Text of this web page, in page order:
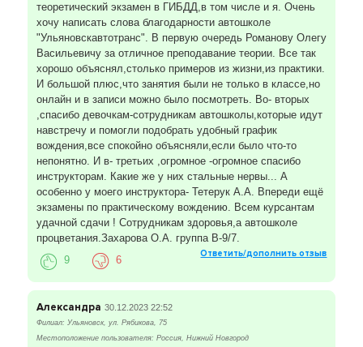
теоретический экзамен в ГИБДД,в том числе и я. Очень
хочу написать слова благодарности автошколе
"Ульяновскавтотранс". В первую очередь Романову Олегу
Васильевичу за отличное преподавание теории. Все так
хорошо объяснял,столько примеров из жизни,из практики.
И большой плюс,что занятия были не только в классе,но
онлайн и в записи можно было посмотреть. Во- вторых
,спасибо девочкам-сотрудникам автошколы,которые идут
навстречу и помогли подобрать удобный график
вождения,все спокойно объясняли,если было что-то
непонятно. И в- третьих ,огромное -огромное спасибо
инструкторам. Какие же у них стальные нервы... А
особенно у моего инструктора- Тетерук А.А. Впереди ещё
экзамены по практическому вождению. Всем курсантам
удачной сдачи ! Сотрудникам здоровья,а автошколе
процветания.Захарова О.А. группа В-9/7.
Ответить/дополнить отзыв
9 6
Александра 30.12.2023 22:52
Филиал: Ульяновск, ул. Рябикова, 75
Местоположение пользователя: Россия, Нижний Новгород